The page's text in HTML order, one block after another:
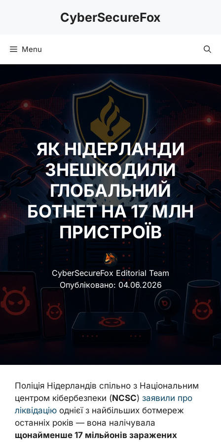
CyberSecureFox
Menu
ЯК НІДЕРЛАНДИ
ЗНЕШКОДИЛИ
ГЛОБАЛЬНИЙ
БОТНЕТ НА 17 МЛН
ПРИСТРОЇВ
CyberSecureFox Editorial Team
Опубліковано: 04.06.2026
Поліція Нідерландів спільно з Національним
центром кібербезпеки (NCSC) заявили про
ліквідацію однієї з найбільших ботмереж
останніх років — вона налічувала
щонайменше 17 мільйонів заражених